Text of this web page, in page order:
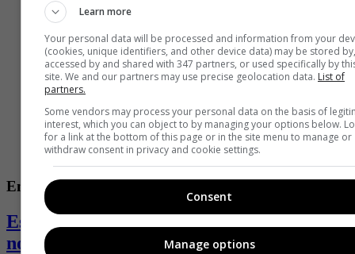
Entretenimiento
Estas son las series que lideran las
nominaciones a los Premios Emmy 2026
Learn more
Your personal data will be processed and information from your
(cookies, unique identifiers, and other device data) may be stored by,
accessed by and shared with 347 partners, or used specifically by
site. We and our partners may use precise geolocation data. List of
partners.
Some vendors may process your personal data on the basis of
interest, which you can object to by managing your options below.
for a link at the bottom of this page or in the site menu to manage or
withdraw consent in privacy and cookie settings.
Consent
Manage options